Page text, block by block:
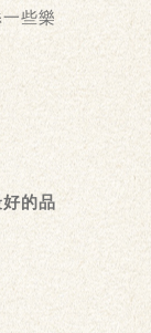
些樂
的品